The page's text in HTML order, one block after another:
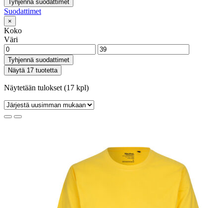
Tyhjennä suodattimet
Suodattimet
×
Koko
Väri
Tyhjennä suodattimet
Näytä 17 tuotetta
Näytetään tulokset (17 kpl)